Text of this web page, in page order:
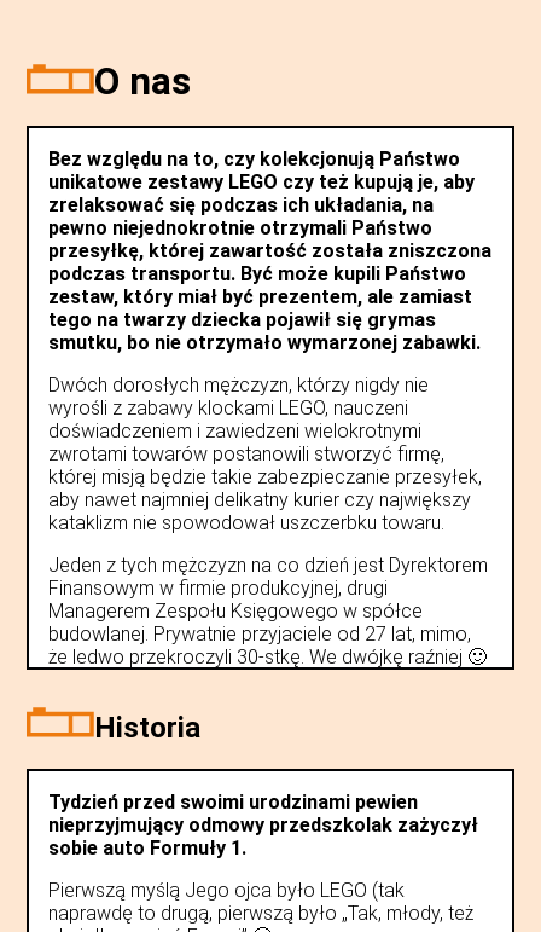
O nas
Bez względu na to, czy kolekcjonują Państwo
unikatowe zestawy LEGO czy też kupują je, aby
zrelaksować się podczas ich układania, na
pewno niejednokrotnie otrzymali Państwo
przesyłkę, której zawartość została zniszczona
podczas transportu. Być może kupili Państwo
zestaw, który miał być prezentem, ale zamiast
tego na twarzy dziecka pojawił się grymas
smutku, bo nie otrzymało wymarzonej zabawki.
Dwóch dorosłych mężczyzn, którzy nigdy nie
wyrośli z zabawy klockami LEGO, nauczeni
doświadczeniem i zawiedzeni wielokrotnymi
zwrotami towarów postanowili stworzyć firmę,
której misją będzie takie zabezpieczanie przesyłek,
aby nawet najmniej delikatny kurier czy największy
kataklizm nie spowodował uszczerbku towaru.
Jeden z tych mężczyzn na co dzień jest Dyrektorem
Finansowym w firmie produkcyjnej, drugi
Managerem Zespołu Księgowego w spółce
budowlanej. Prywatnie przyjaciele od 27 lat, mimo,
że ledwo przekroczyli 30-stkę. We dwójkę raźniej 🙂
Historia
Tydzień przed swoimi urodzinami pewien
nieprzyjmujący odmowy przedszkolak zażyczył
sobie auto Formuły 1.
Pierwszą myślą Jego ojca było LEGO (tak
naprawdę to drugą, pierwszą było „Tak, młody, też